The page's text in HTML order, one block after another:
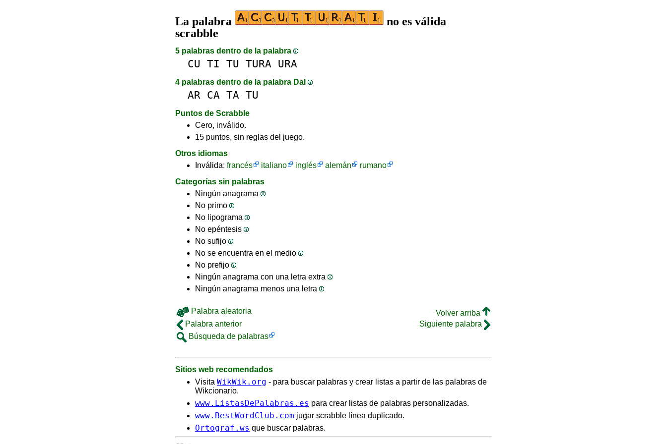
La palabra
no es válida
scrabble
5 palabras dentro de la palabra
CU TI TU TURA URA
4 palabras dentro de la palabra DaI
AR CA TA TU
Puntos de Scrabble
Cero, inválido.
15 puntos, sin reglas del juego.
Otros idiomas
Inválida: francés italiano inglés alemán
rumano
Categorías sin palabras
Ningún anagrama
No primo
No lipograma
No epéntesis
No sufijo
No se encuentra en el medio
No prefijo
Ningún anagrama con una letra extra
Ningún anagrama menos una letra
Palabra aleatoria
Volver arriba
Palabra anterior
Siguiente palabra
Búsqueda de palabras
Sitios web recomendados
Visita WikWik.org - para buscar palabras y crear listas a partir de las palabras de
Wikcionario.
www.ListasDePalabras.es para crear listas de palabras personalizadas.
www.BestWordClub.com jugar scrabble línea duplicado.
Ortograf.ws que buscar palabras.